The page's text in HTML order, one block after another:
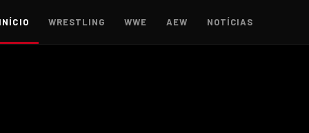
INÍCIO WRESTLING WWE AEW NOTÍCIAS